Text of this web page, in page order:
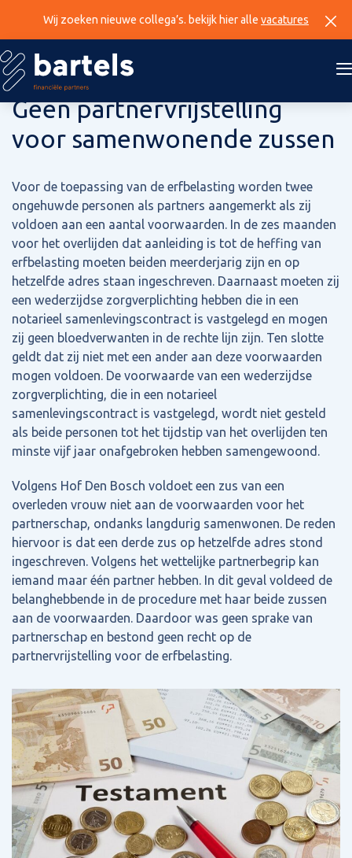
Wij zoeken nieuwe collega’s. bekijk hier alle vacatures
16 augustus 2023
Geen partnervrijstelling
voor samenwonende zussen
Voor de toepassing van de erfbelasting worden twee
ongehuwde personen als partners aangemerkt als zij
voldoen aan een aantal voorwaarden. In de zes maanden
voor het overlijden dat aanleiding is tot de heffing van
erfbelasting moeten beiden meerderjarig zijn en op
hetzelfde adres staan ingeschreven. Daarnaast moeten zij
een wederzijdse zorgverplichting hebben die in een
notarieel samenlevingscontract is vastgelegd en mogen
zij geen bloedverwanten in de rechte lijn zijn. Ten slotte
geldt dat zij niet met een ander aan deze voorwaarden
mogen voldoen. De voorwaarde van een wederzijdse
zorgverplichting, die in een notarieel
samenlevingscontract is vastgelegd, wordt niet gesteld
als beide personen tot het tijdstip van het overlijden ten
minste vijf jaar onafgebroken hebben samengewoond.
Volgens Hof Den Bosch voldoet een zus van een
overleden vrouw niet aan de voorwaarden voor het
partnerschap, ondanks langdurig samenwonen. De reden
hiervoor is dat een derde zus op hetzelfde adres stond
ingeschreven. Volgens het wettelijke partnerbegrip kan
iemand maar één partner hebben. In dit geval voldeed de
belanghebbende in de procedure met haar beide zussen
aan de voorwaarden. Daardoor was geen sprake van
partnerschap en bestond geen recht op de
partnervrijstelling voor de erfbelasting.